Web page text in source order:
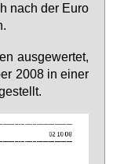
nach der Eu­ro
aus­ge­wer­tet,
2008 in ei­ner